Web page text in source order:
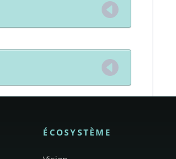
ÉCOSYSTÈME